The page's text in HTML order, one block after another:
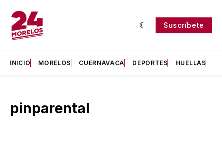
Suscríbete
INICIO MORELOS CUERNAVACA DEPORTES HUELLAS
pinparental